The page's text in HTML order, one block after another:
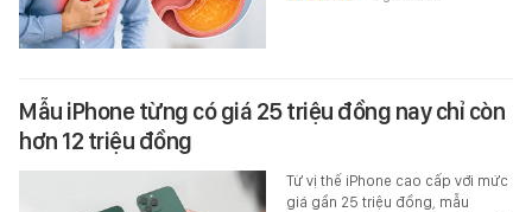
Mẫu iPhone từng có giá 25 triệu đồng nay chỉ còn
hơn 12 triệu đồng
Từ vị thế iPhone cao cấp với mức
giá gần 25 triệu đồng, mẫu